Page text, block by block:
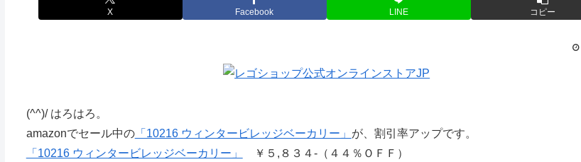
X Facebook LINE コピー
(^^)/ はろはろ。
amazonでセール中の「10216 ウィンタービレッジベーカリー」 が、割引率アップです。
「10216 ウィンタービレッジベーカリー」
￥５,８３４-（４４％ＯＦＦ）